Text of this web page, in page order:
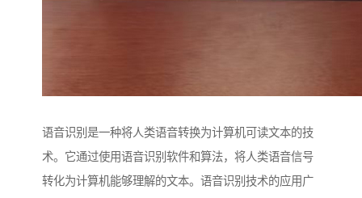
语音识别是一种将人类语音转换为计算机可读文本的技
术。它通过使用语音识别软件和算法，将人类语音信号
转化为计算机能够理解的文本。语音识别技术的应用广